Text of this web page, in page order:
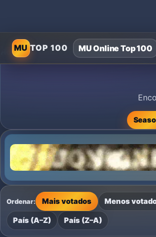
MUTOP 100 MU Online Top 100
Home›MU Online Private Servers ›
Ordenar: Mais votados Menos
País (A–Z) País (Z–A)